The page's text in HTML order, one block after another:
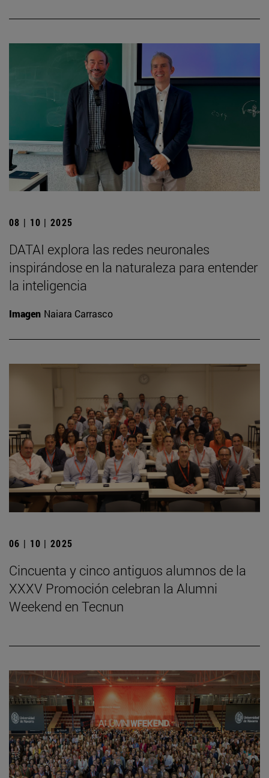
08 | 10 | 2025
DATAI explora las redes neuronales
inspirándose en la naturaleza para entender
la inteligencia
Imagen Naiara Carrasco
06 | 10 | 2025
Cincuenta y cinco antiguos alumnos de la
XXXV Promoción celebran la Alumni
Weekend en Tecnun